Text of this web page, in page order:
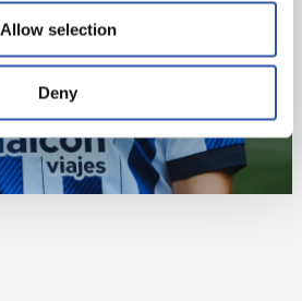
Allow selection
Deny